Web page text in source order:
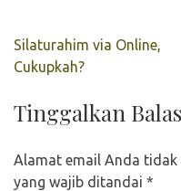
Navigasi
pos
Silaturahim via Online,
Cukupkah?
Tinggalkan
Alamat email Anda tidak
yang wajib ditandai *